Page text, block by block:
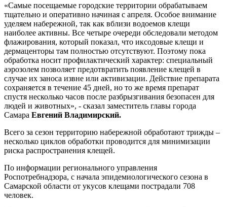
«Самые посещаемые городские территории обрабатываем
тщательно и оперативно начиная с апреля. Особое внимание
уделяем набережной, так как вблизи водоемов клещи
наиболее активны. Все четыре очереди обследовали методом
флажирования, который показал, что иксодовые клещи и
дермаценторы там полностью отсутствуют. Поэтому пока
обработка носит профилактический характер: специальный
аэрозолем позволяет предотвратить появление клещей в
случае их заноса извне или активизации. Действие препарата
сохраняется в течение 45 дней, но то же время препарат
спустя несколько часов после разбрызгивания безопасен для
людей и животных», - сказал заместитель главы города
Самара Евгений Владимирский.
Всего за сезон территорию набережной обработают трижды –
несколько циклов обработки проводится для минимизации
риска распространения клещей.
По информации регионального управления
Роспотребнадзора, с начала эпидемиологического сезона в
Самарской области от укусов клещами пострадали 708
человек.